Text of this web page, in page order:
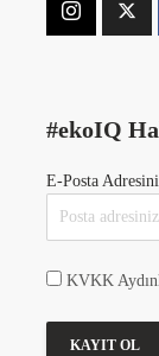
#ekoIQ
E-Posta
KVKK